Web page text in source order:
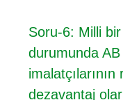
Soru-6: Milli bir
durumunda
dezavantaj